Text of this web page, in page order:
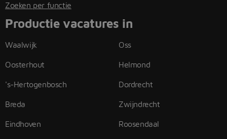
Zoeken per functie
Productie vacatures in
Waalwijk
Oosterhout
's-Hertogenbosch
Breda
Eindhoven
Oss
Helmond
Dordrecht
Zwijndrecht
Roosendaal